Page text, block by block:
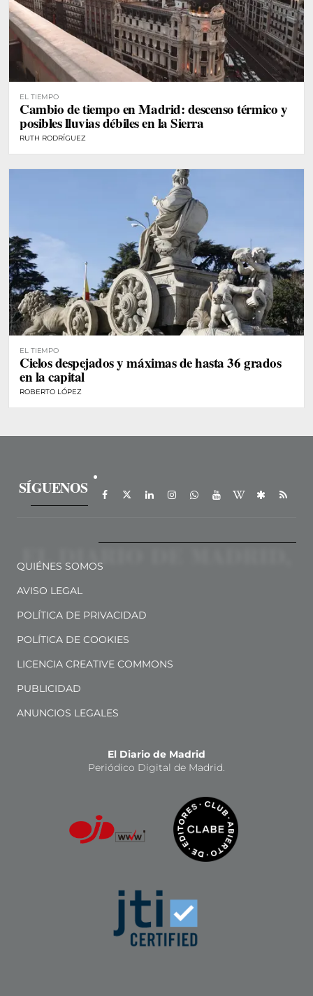
EL TIEMPO
Cambio de tiempo en Madrid: descenso térmico y
posibles lluvias débiles en la Sierra
RUTH RODRÍGUEZ
EL TIEMPO
Cielos despejados y máximas de hasta 36 grados
en la capital
ROBERTO LÓPEZ
SÍGUENOS
QUIÉNES SOMOS
AVISO LEGAL
POLÍTICA DE PRIVACIDAD
POLÍTICA DE COOKIES
LICENCIA CREATIVE COMMONS
PUBLICIDAD
ANUNCIOS LEGALES
El Diario de Madrid
Periódico Digital de Madrid.